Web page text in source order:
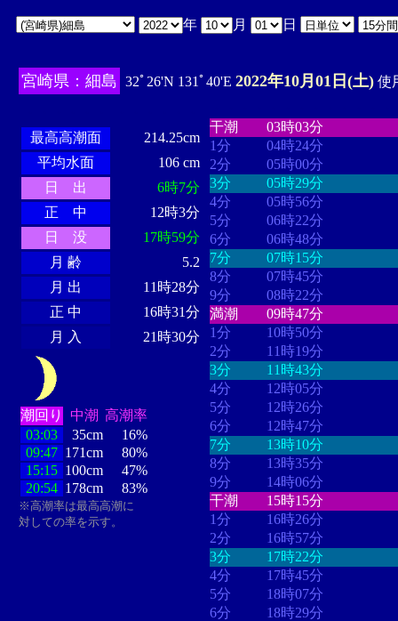
年 月 日
宮崎県：細島 32ﾟ26'N 131ﾟ40'E 2022年10月01日(土) 使
最高高潮面
214.25cm
平均水面
106 cm
日 出
6時7分
正 中
12時3分
日 没
17時59分
月 齢
5.2
月 出
11時28分
正 中
16時31分
月 入
21時30分
潮回り 中潮 高潮率
03:03
35cm
16%
09:47 171cm
80%
15:15 100cm
47%
20:54 178cm 83%
※高潮率は最高高潮に
対しての率を示す。
干潮
03時03分
1分
04時24分
2分
05時00分
3分
05時29分
4分
05時56分
5分
06時22分
6分
06時48分
7分
07時15分
8分
07時45分
9分
08時22分
満潮
09時47分
1分
10時50分
2分
11時19分
3分
11時43分
4分
12時05分
5分
12時26分
6分
12時47分
7分
13時10分
8分
13時35分
9分
14時06分
干潮
15時15分
1分
16時26分
2分
16時57分
3分
17時22分
4分
17時45分
5分
18時07分
6分
18時29分